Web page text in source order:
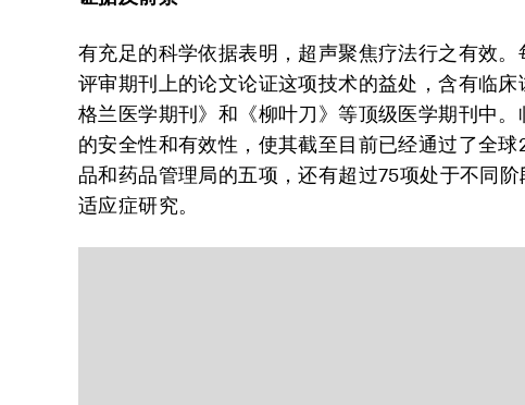
有充足的科学依据表明，超声聚焦疗法行之有效
评审期刊上的论文论证这项技术的益处，含有临
格兰医学期刊》和《柳叶刀》等顶级医学期刊中
的安全性和有效性，使其截至目前已经通过了全
品和药品管理局的五项，还有超过75项处于不同
适应症研究。